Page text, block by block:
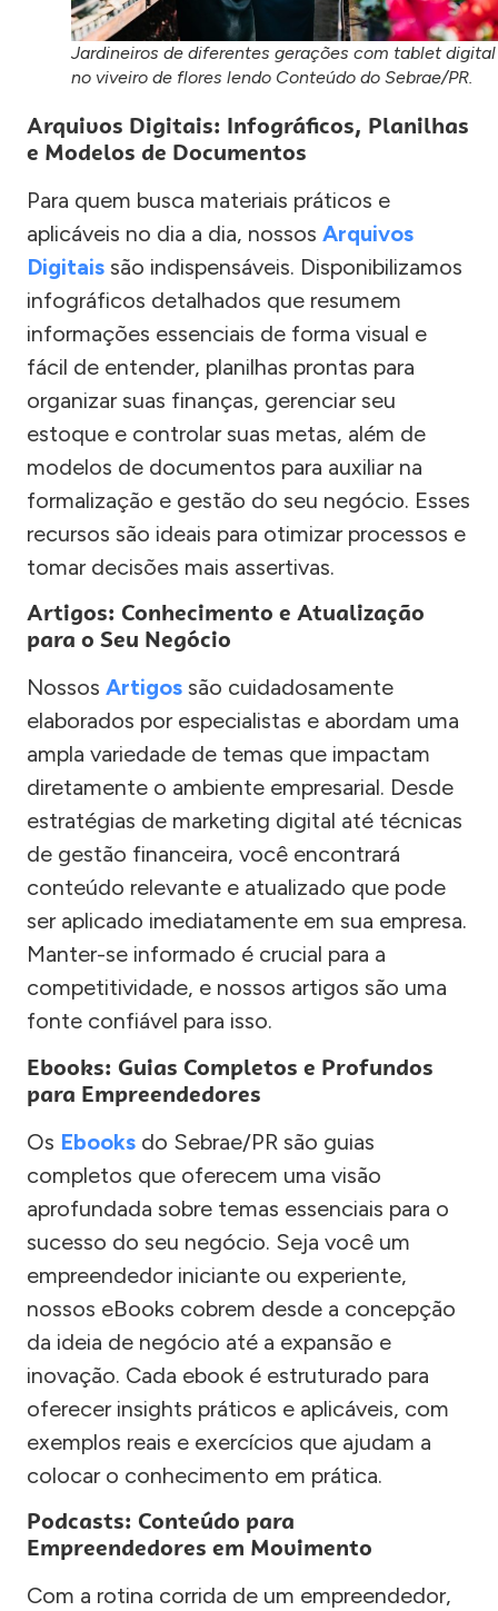
Jardineiros de diferentes gerações com tablet digital
no viveiro de flores lendo Conteúdo do Sebrae/PR.
Arquivos Digitais: Infográficos, Planilhas
e Modelos de Documentos
Para quem busca materiais práticos e
aplicáveis no dia a dia, nossos Arquivos
Digitais são indispensáveis. Disponibilizamos
infográficos detalhados que resumem
informações essenciais de forma visual e
fácil de entender, planilhas prontas para
organizar suas finanças, gerenciar seu
estoque e controlar suas metas, além de
modelos de documentos para auxiliar na
formalização e gestão do seu negócio. Esses
recursos são ideais para otimizar processos e
tomar decisões mais assertivas.
Artigos: Conhecimento e Atualização
para o Seu Negócio
Nossos Artigos são cuidadosamente
elaborados por especialistas e abordam uma
ampla variedade de temas que impactam
diretamente o ambiente empresarial. Desde
estratégias de marketing digital até técnicas
de gestão financeira, você encontrará
conteúdo relevante e atualizado que pode
ser aplicado imediatamente em sua empresa.
Manter-se informado é crucial para a
competitividade, e nossos artigos são uma
fonte confiável para isso.
Ebooks: Guias Completos e Profundos
para Empreendedores
Os Ebooks do Sebrae/PR são guias
completos que oferecem uma visão
aprofundada sobre temas essenciais para o
sucesso do seu negócio. Seja você um
empreendedor iniciante ou experiente,
nossos eBooks cobrem desde a concepção
da ideia de negócio até a expansão e
inovação. Cada ebook é estruturado para
oferecer insights práticos e aplicáveis, com
exemplos reais e exercícios que ajudam a
colocar o conhecimento em prática.
Podcasts: Conteúdo para
Empreendedores em Movimento
Com a rotina corrida de um empreendedor,